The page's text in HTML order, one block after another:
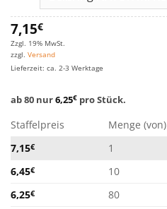
7,15€
Zzgl. 19% MwSt.
zzgl. Versand
Lieferzeit: ca. 2-3 Werktage
ab 80 nur6,25€ pro Stück.
Staffelpreis Menge (von)
7,15€ 1
6,45€ 10
6,25€ 80